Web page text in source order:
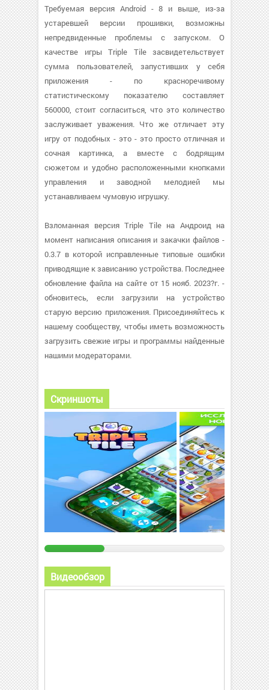
Требуемая версия Android - 8 и выше, из-за
устаревшей версии прошивки, возможны
непредвиденные проблемы с запуском. О
качестве игры Triple Tile засвидетельствует
сумма пользователей, запустивших у себя
приложения - по красноречивому
статистическому показателю составляет
560000, стоит согласиться, что это количество
заслуживает уважения. Что же отличает эту
игру от подобных - это - это просто отличная и
сочная картинка, а вместе с бодрящим
сюжетом и удобно расположенными кнопками
управления и заводной мелодией мы
устанавливаем чумовую игрушку.
Взломанная версия Triple Tile на Андроид на
момент написания описания и закачки файлов -
0.3.7 в которой исправленные типовые ошибки
приводящие к зависанию устройства. Последнее
обновление файла на сайте от 15 нояб. 2023?г. -
обновитесь, если загрузили на устройство
старую версию приложения. Присоединяйтесь к
нашему сообществу, чтобы иметь возможность
загрузить свежие игры и программы найденные
нашими модераторами.
Скриншоты
Видеообзор